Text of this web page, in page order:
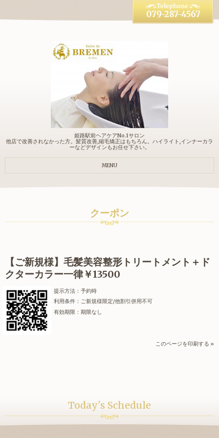
姫路駅前ヘアケアNo.1サロン
他店で改善されなかった方。髪質改善,縮毛矯正はもちろん。ハイライト,インナーカラ
ーなどデザインもお任せ下さい。
079-287-4567
MENU
クーポン
【ご新規様】毛髪美容整形トリートメント＋ド
クターカラー一律￥13500
提示方法： 予約時
利用条件： ご新規様限定/他割引併用不可
有効期限： 期限なし
このページを印刷する »
Today's Schedule